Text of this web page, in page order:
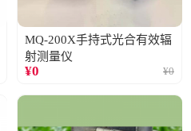
MQ-200X手持式光合有效辐
射测量仪
¥0 ¥0